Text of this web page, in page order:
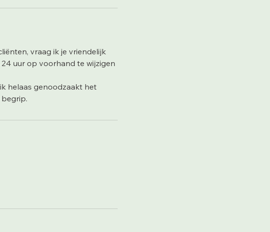
vraag ik je vriendelijk
uur op voorhand te wijzigen
helaas genoodzaakt het